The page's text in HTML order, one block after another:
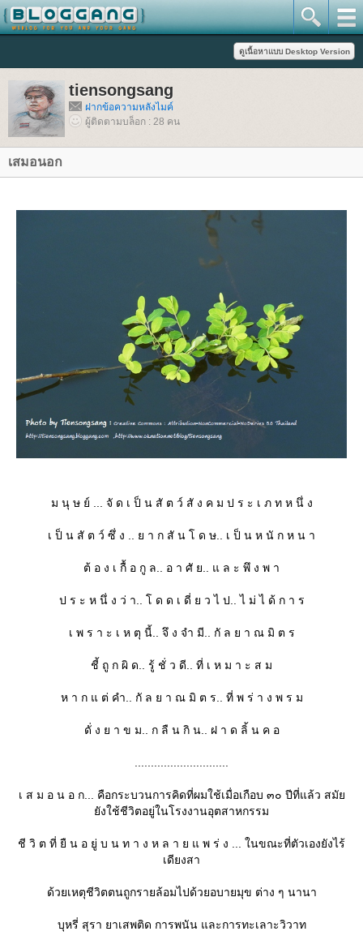
tiensongsang
ฝากข้อความหลังไมค์
ผู้ติดตามบล็อก : 28 คน
เสมอนอก
ม นุ ษ ย์ ... จั ด เ ป็ น สั ต ว์ สั ง ค ม ป ร ะ เ ภ ท ห นึ่ ง
เ ป็ น สั ต ว์ ซึ่ ง .. ย า ก สั น โ ด ษ.. เ ป็ น ห นั ก ห น า
ต้ อ ง เ กื้ อ กู ล.. อ า ศั ย.. แ ล ะ พึ ง พ า
ป ร ะ ห นึ่ ง ว่ า.. โ ด ด เ ดี่ ย ว ไ ป.. ไ ม่ ไ ด้ ก า ร
เ พ ร า ะ เ ห ตุ นี้.. จึ ง จำ มี.. กั ล ย า ณ มิ ต ร
ชี้ ถู ก ผิ ด.. รู้ ชั่ ว ดี.. ที่ เ ห ม า ะ ส ม
ห า ก แ ต่ คำ.. กั ล ย า ณ มิ ต ร.. ที่ พ ร่ า ง พ ร ม
ดั่ ง ย า ข ม.. ก ลื น กิ น.. ฝ า ด ลิ้ น ค อ
เ ส ม อ น อ ก... คือกระบวนการคิดที่ผมใช้เมื่อเกือบ ๓๐ ปีที่แล้ว สมั
ังใช้ชีวิตอยู่ในโรงงานอุตสาหกรรม
ชี วิ ต ที่ ยื น อ ยู่ บ น ท า ง ห ล า ย แ พ ร่ ง ... ในขณะที่ตัวเองยังไร้
เดียงสา
ด้วยเหตุชีวิตตนถูกรายล้อมไปด้วยอบายมุข ต่าง ๆ นานา
บุหรี่ สุรา ยาเสพติด การพนัน และการทะเลาะวิวาท